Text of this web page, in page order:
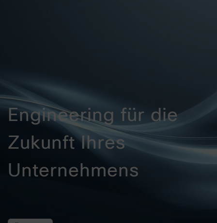
Engineering für die
Zukunft Ihres
Unternehmens